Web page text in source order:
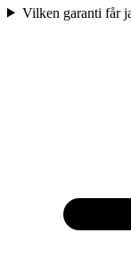
Vilken garanti får